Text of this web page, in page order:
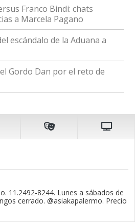
Franco Bindi: chats
a Marcela Pagano
escándalo de la Aduana a
Gordo Dan por el reto de
11.2492-8244. Lunes a sábados de
cerrado. @asiakapalermo. Precio